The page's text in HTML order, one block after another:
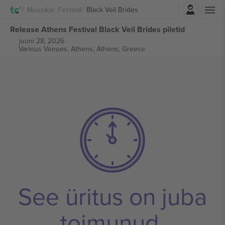
Muusika Festival Black Veil BridesLogi sisse
Release Athens Festival Black Veil Brides piletid
juuni 28, 2026
Various Venues, Athens, Athens, Greece
See üritus on juba